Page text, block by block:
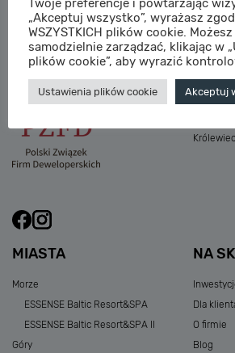
sprzedaz@sagaris.pl
Osada
Dębowe
Atria
Osada
MIASTA
Morze
ESSENSE Baltic Resort&SPA
ESSENSE Baltic Resort&SPA II
Góry
NA
Dla
O firmie
Blog
Twoje preferencje i powtarzając
„Akceptuj wszystko”, wyrażasz
WSZYSTKICH plików cookie.
samodzielnie zarządzać, klikając w
plików cookie”, aby wyrazić
Ustawienia plików cookie Akceptuj